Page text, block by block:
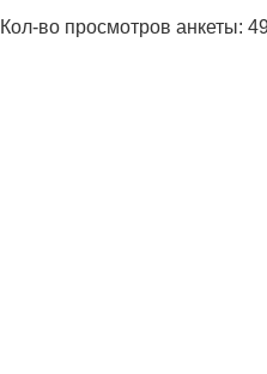
Кол-во просмотров анкеты: